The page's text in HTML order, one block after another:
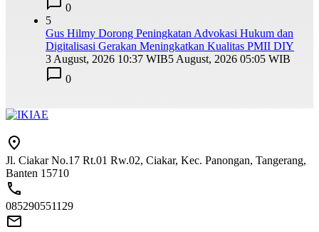
0
5
Gus Hilmy Dorong Peningkatan Advokasi Hukum dan
Digitalisasi Gerakan Meningkatkan Kualitas PMII DIY
3 August, 2026 10:37 WIB5 August, 2026 05:05 WIB
0
Jl. Ciakar No.17 Rt.01 Rw.02, Ciakar, Kec. Panongan, Tangerang,
Banten 15710
085290551129